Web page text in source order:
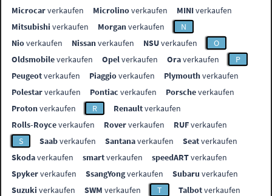
Microcarverkaufen Microlinoverkaufen MINIverkaufen
Mitsubishi verkaufen Morganverkaufen
N
Nioverkaufen Nissanverkaufen NSUverkaufen
O
Oldsmobileverkaufen Opelverkaufen Oraverkaufen
P
Peugeotverkaufen Piaggioverkaufen Plymouthverkaufen
Polestarverkaufen Pontiac verkaufen Porscheverkaufen
Protonverkaufen R Renaultverkaufen
Rolls-Royceverkaufen Roververkaufen RUFverkaufen
S
Saabverkaufen Santanaverkaufen Seatverkaufen
Skodaverkaufen smartverkaufen speedARTverkaufen
Spykerverkaufen SsangYongverkaufen Subaru verkaufen
Suzuki verkaufen SWM verkaufen T Talbotverkaufen